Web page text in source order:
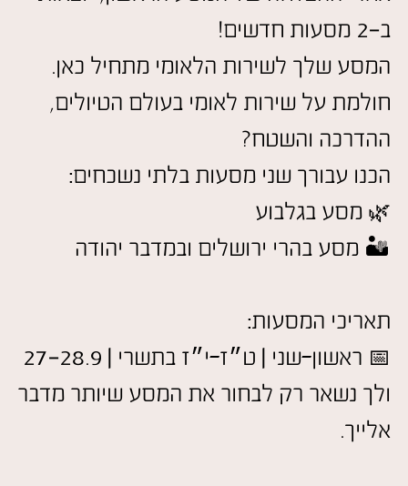
ב-2 מסעות חדשים!
המסע שלך לשירות הלאומי מתחיל כאן.
חולמת על שירות לאומי בעולם הטיולים,
ההדרכה והשטח?
הכנו עבורך שני מסעות בלתי נשכחים:
🌿 מסע בגלבוע
🏜️ מסע בהרי ירושלים ובמדבר יהודה
תאריכי המסעות:
📅 ראשון–שני | ט ״ז–י ״ז בתשרי | 27-28.9
ולך נשאר רק לבחור את המסע שיותר מדבר
אלייך.